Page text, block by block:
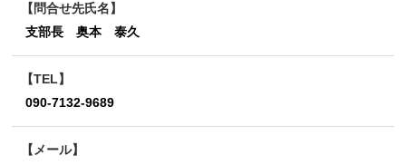
問合せ先氏名
支部長 奥本 泰久
TEL
090-7132-9689
メール